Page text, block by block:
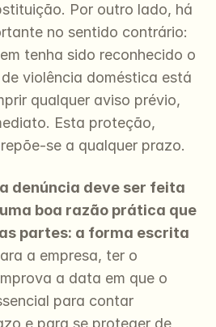
Por outro lado, há
no sentido contrário:
tenha sido reconhecido o
violência doméstica está
qualquer aviso prévio,
Esta proteção,
se a qualquer prazo.
denúncia deve ser feita
boa razão prática que
partes: a forma escrita
a empresa, ter o
a data em que o
para contar
e para se proteger de